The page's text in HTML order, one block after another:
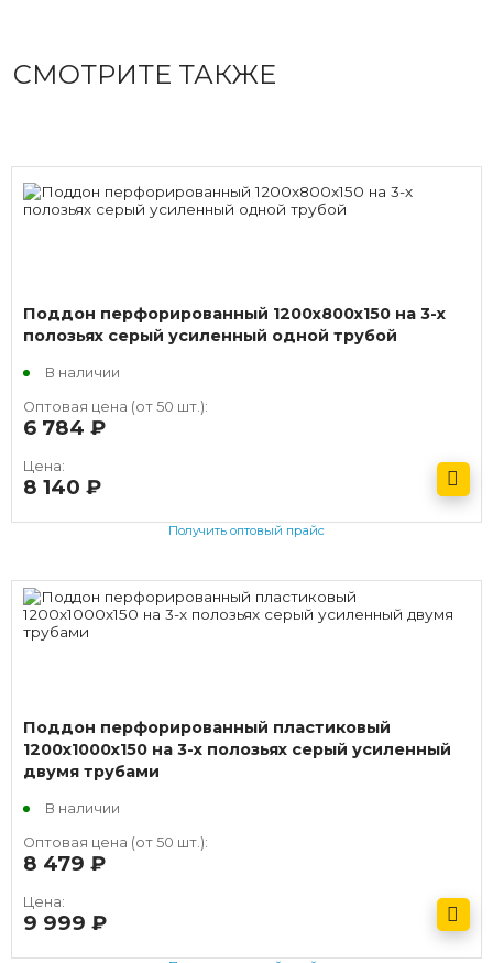
СМОТРИТЕ ТАКЖЕ
Поддон перфорированный 1200x800x150 на 3-х
полозьях серый усиленный одной трубой
В наличии
Оптовая цена (от 50 шт.):
6 784
Цена:
8 140
Получить оптовый прайс
Поддон перфорированный пластиковый
1200х1000х150 на 3-х полозьях серый усиленный
двумя трубами
В наличии
Оптовая цена (от 50 шт.):
8 479
Цена:
9 999